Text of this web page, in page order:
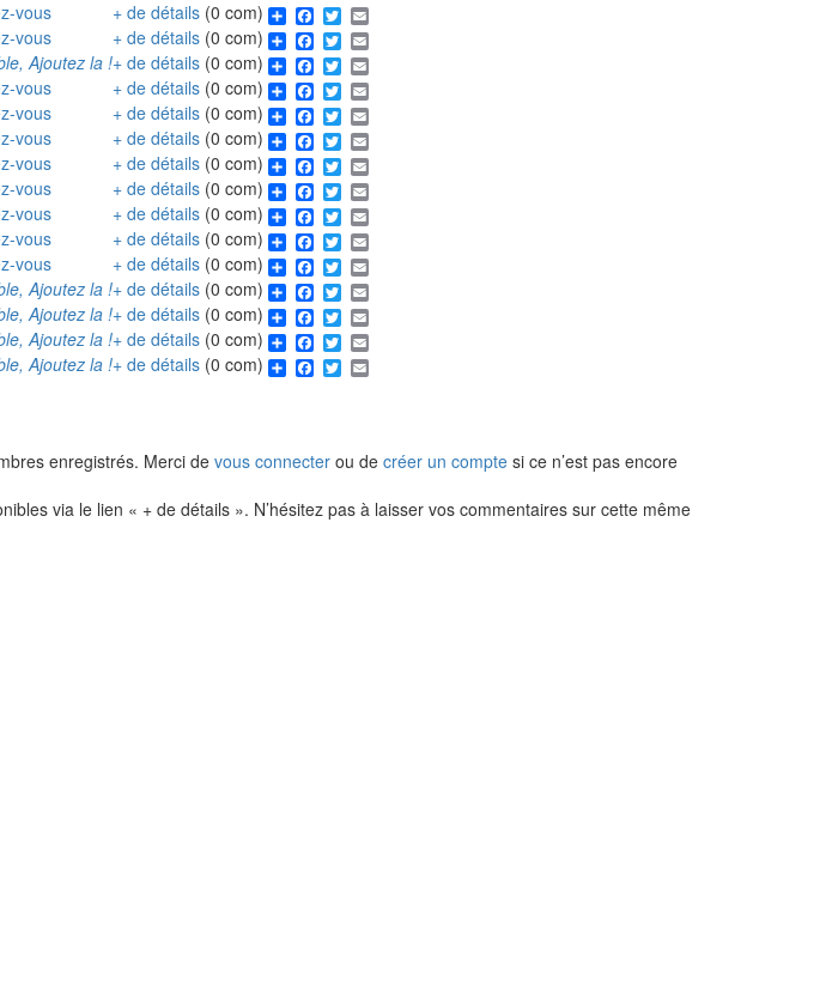
vous + de détails (0 com) ShareFacebook
TwitterEmail
vous + de détails (0 com) ShareFacebook
TwitterEmail
Ajoutez la !+ de détails (0 com) ShareFacebook
TwitterEmail
vous + de détails (0 com) ShareFacebook
TwitterEmail
vous + de détails (0 com) ShareFacebook
TwitterEmail
vous + de détails (0 com) ShareFacebook
TwitterEmail
vous + de détails (0 com) ShareFacebook
TwitterEmail
vous + de détails (0 com) ShareFacebook
TwitterEmail
vous + de détails (0 com) ShareFacebook
TwitterEmail
vous + de détails (0 com) ShareFacebook
TwitterEmail
vous + de détails (0 com) ShareFacebook
TwitterEmail
Ajoutez la !+ de détails (0 com) ShareFacebook
TwitterEmail
Ajoutez la !+ de détails (0 com) ShareFacebook
TwitterEmail
Ajoutez la !+ de détails (0 com) ShareFacebook
TwitterEmail
Ajoutez la !+ de détails (0 com) ShareFacebook
TwitterEmail
enregistrés. Merci de vous connecterou de créer un comptesi ce n’est pas encore
via le lien « + de détails ». N’hésitez pas à laisser vos commentaires sur cette même